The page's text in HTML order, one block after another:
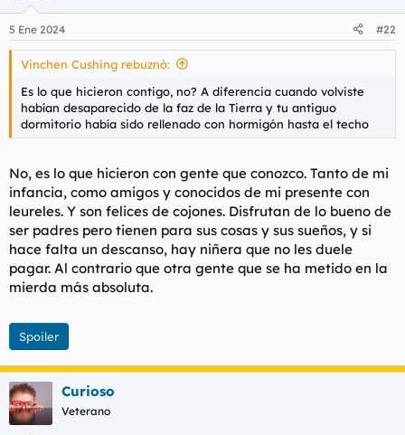
e
s
5 Ene 2024 #22
Vinchen Cushing rebuznó:
Es lo que hicieron contigo, no? A diferencia cuando volviste
habían desaparecido de la faz de la Tierra y tu antiguo
dormitorio había sido rellenado con hormigón hasta el techo
No, es lo que hicieron con gente que conozco. Tanto de mi
infancia, como amigos y conocidos de mi presente con
leureles. Y son felices de cojones. Disfrutan de lo bueno de
ser padres pero tienen para sus cosas y sus sueños, y si
hace falta un descanso, hay niñera que no les duele
pagar. Al contrario que otra gente que se ha metido en la
mierda más absoluta.
Spoiler
Curioso
Veterano